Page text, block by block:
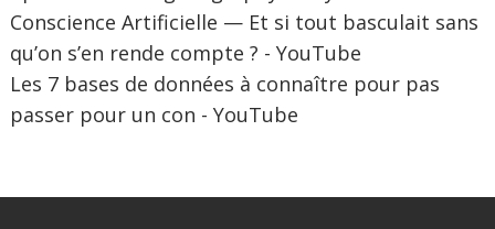
Conscience Artificielle — Et si tout basculait sans
qu’on s’en rende compte ? - YouTube
Les 7 bases de données à connaître pour pas
passer pour un con - YouTube